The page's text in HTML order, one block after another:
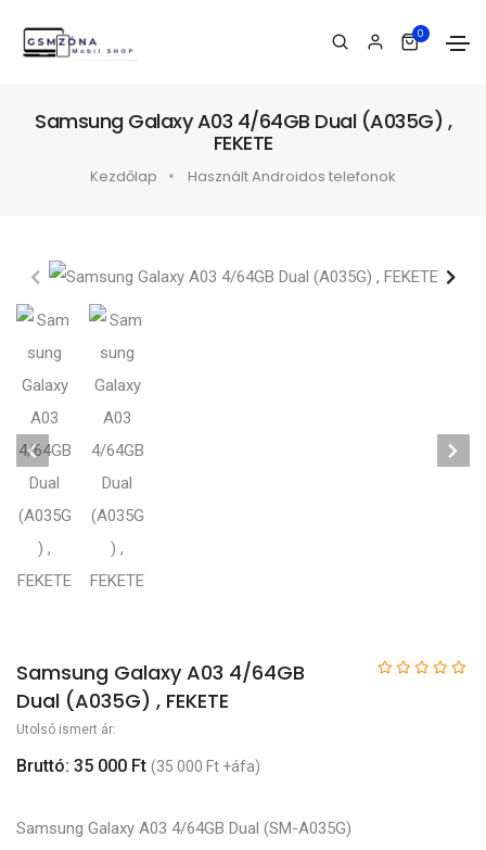
0
Samsung Galaxy A03 4/64GB Dual (A035G) ,
FEKETE
Kezdőlap Használt Androidos telefonok
Samsung Galaxy A03 4/64GB
Dual (A035G) , FEKETE
Utolsó ismert ár:
Bruttó: 35 000 Ft (35 000 Ft +áfa)
Samsung Galaxy A03 4/64GB Dual (SM-A035G)